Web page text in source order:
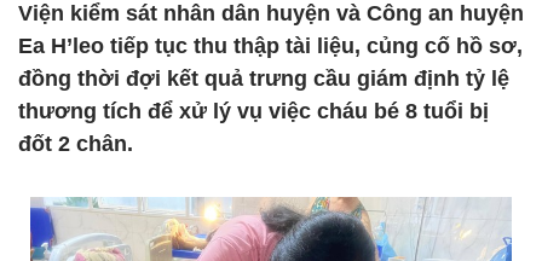
Viện kiểm sát nhân dân huyện và Công an huyện
Ea H’leo tiếp tục thu thập tài liệu, củng cố hồ sơ,
đồng thời đợi kết quả trưng cầu giám định tỷ lệ
thương tích để xử lý vụ việc cháu bé 8 tuổi bị
đốt 2 chân.